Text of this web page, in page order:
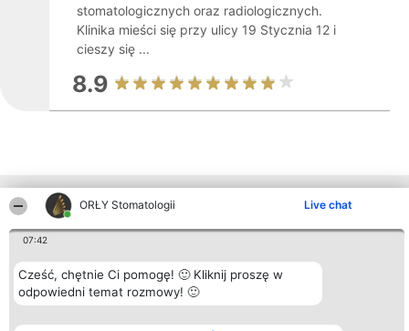
ORŁY Stomatologii Live chat
07:42
Cześć, chętnie Ci pomogę! 🙂 Kliknij proszę w
odpowiedni temat rozmowy! 🙂
stomatologicznych oraz radiologicznych.
Klinika mieści się przy ulicy 19 Stycznia 12 i
cieszy się ...
8.9
Inne firmy z województwa
Organizator plebiscytu
Bright Side Solutions sp. z o.
o. sp. k.
ul. Ruska 22
Plebiscyt
Laureaci
Lista
wszystkich
Kontakt